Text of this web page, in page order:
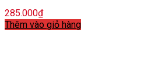
285.000₫
Thêm vào giỏ hàng